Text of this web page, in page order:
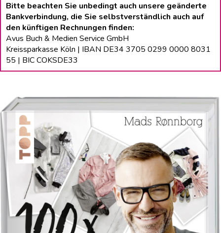
Bitte beachten Sie unbedingt auch unsere geänderte
Bankverbindung, die Sie selbstverständlich auch auf
den künftigen Rechnungen finden:
Avus Buch & Medien Service GmbH
Kreissparkasse Köln | IBAN DE34 3705 0299 0000 8031
55 | BIC COKSDE33